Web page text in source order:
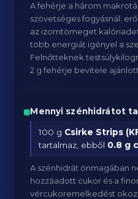
A fehérje a három
szövetséges fogyásnál:
az izomtömeget
több energiát igényel a
Felnőtteknek
2 g fehérje bevitele
Mennyi szénhidrátot
100 g Csirke Strips
tartalmaz, ebből 0.8 g
A szénhidrát önmagában
hozzáadott cukor és a
vércukoremelkedést